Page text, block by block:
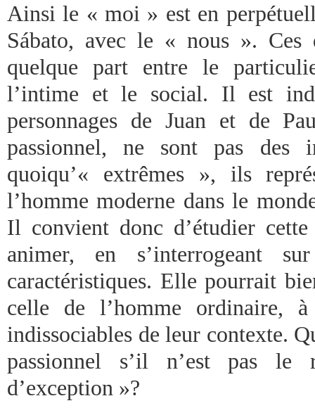
Ainsi le « moi » est en
Sábato, avec le « nous ». Ces
quelque part entre le
l’intime et le social. Il est
personnages de Juan et de
passionnel, ne sont pas des
quoiqu’« extrêmes », ils
l’homme moderne dans le
Il convient donc d’étudier
animer, en s’interrogeant
caractéristiques. Elle pourrait
celle de l’homme ordinaire,
indissociables de leur contexte.
passionnel s’il n’est pas le
d’exception »?